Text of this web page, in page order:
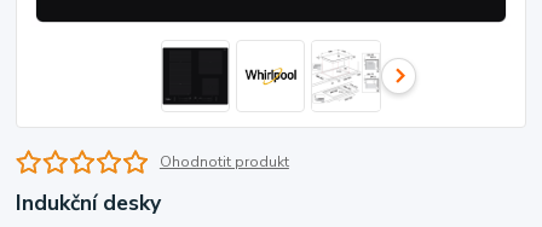
Ohodnotit produkt
Indukční desky